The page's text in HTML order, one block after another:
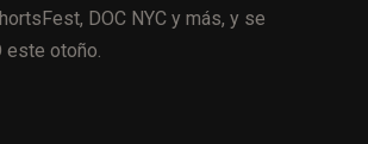
DOC NYC y más, y se
este otoño.